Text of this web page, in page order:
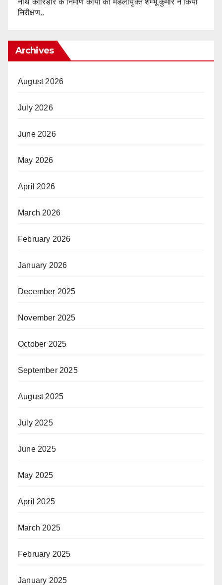
निरीक्षण..
Archives
August 2026
July 2026
June 2026
May 2026
April 2026
March 2026
February 2026
January 2026
December 2025
November 2025
October 2025
September 2025
August 2025
July 2025
June 2025
May 2025
April 2025
March 2025
February 2025
January 2025